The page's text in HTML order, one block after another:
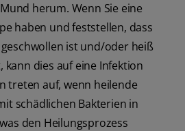
herum. Wenn Sie eine
haben und feststellen, dass
ist und/oder heiß
dies auf eine Infektion
treten auf, wenn heilende
schädlichen Bakterien in
den Heilungsprozess